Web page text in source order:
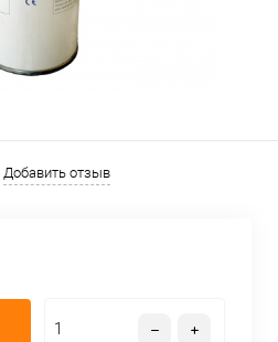
Добавить отзыв